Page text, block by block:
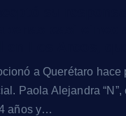
a Querétaro
Paola Alejandra “N”,
años y…